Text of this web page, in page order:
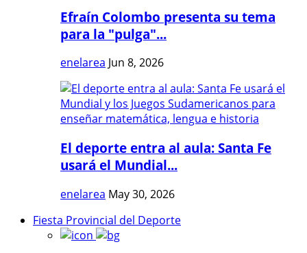
Efraín Colombo presenta su tema
para la "pulga"...
enelarea Jun 8, 2026
El deporte entra al aula: Santa Fe
usará el Mundial...
enelarea May 30, 2026
Fiesta Provincial del Deporte